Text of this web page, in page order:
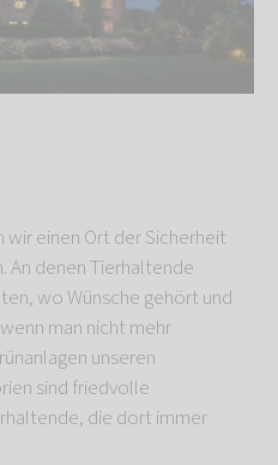
einen Ort der Sicherheit
An denen Tierhaltende
wo Wünsche gehört und
man nicht mehr
unseren
sind friedvolle
die dort immer